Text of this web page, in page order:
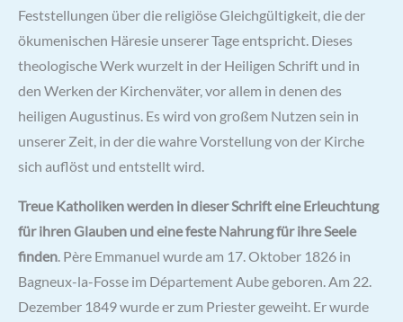
Feststellungen über die religiöse Gleichgültigkeit, die der
ökumenischen Häresie unserer Tage entspricht. Dieses
theologische Werk wurzelt in der Heiligen Schrift und in
den Werken der Kirchenväter, vor allem in denen des
heiligen Augustinus. Es wird von großem Nutzen sein in
unserer Zeit, in der die wahre Vorstellung von der Kirche
sich auflöst und entstellt wird.
Treue Katholiken werden in dieser Schrift eine Erleuchtung
für ihren Glauben und eine feste Nahrung für ihre Seele
finden. Père Emmanuel wurde am 17. Oktober 1826 in
Bagneux-la-Fosse im Département Aube geboren. Am 22.
Dezember 1849 wurde er zum Priester geweiht. Er wurde